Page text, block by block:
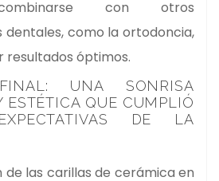
con otros
como la ortodoncia,
resultados óptimos.
UNA SONRISA
ESTÉTICA QUE CUMPLIÓ
DE LA
de las carillas de cerámica en